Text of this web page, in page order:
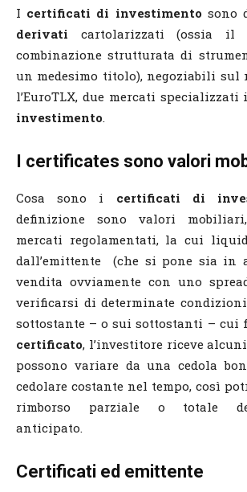
I certificati di investimento sono
derivati cartolarizzati (ossia
combinazione strutturata di
un medesimo titolo), negoziabili sul
l’EuroTLX, due mercati specializzati
investimento.
I certificates sono valori
Cosa sono i certificati di
definizione sono valori
mercati regolamentati, la cui
dall’emittente (che si pone sia in
vendita ovviamente con uno
verificarsi di determinate
sottostante – o sui sottostanti – cui
certificato, l’investitore riceve
possono variare da una cedola
cedolare costante nel tempo, così
rimborso parziale o totale
anticipato.
Certificati ed emittente